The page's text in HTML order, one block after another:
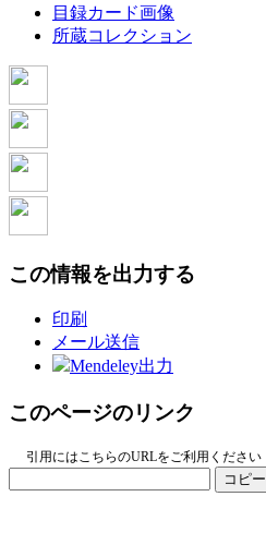
目録カード画像
所蔵コレクション
この情報を出力する
印刷
メール送信
Mendeley出力
このページのリンク
引用にはこちらのURLをご利用ください
コピー